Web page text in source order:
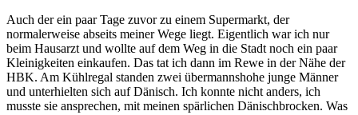
Auch der ein paar Tage zuvor zu einem Supermarkt, der
normalerweise abseits meiner Wege liegt. Eigentlich war ich nur
beim Hausarzt und wollte auf dem Weg in die Stadt noch ein paar
Kleinigkeiten einkaufen. Das tat ich dann im Rewe in der Nähe der
HBK. Am Kühlregal standen zwei übermannshohe junge Männer
und unterhielten sich auf Dänisch. Ich konnte nicht anders, ich
musste sie ansprechen, mit meinen spärlichen Dänischbrocken. Was